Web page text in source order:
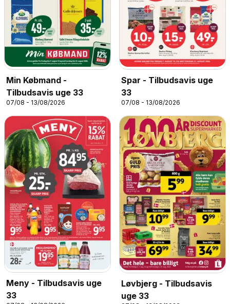
Min Købmand -
Tilbudsavis uge 33
07/08 - 13/08/2026
Spar - Tilbudsavis uge
33
07/08 - 13/08/2026
Meny - Tilbudsavis uge
33
Løvbjerg - Tilbudsavis
uge 33